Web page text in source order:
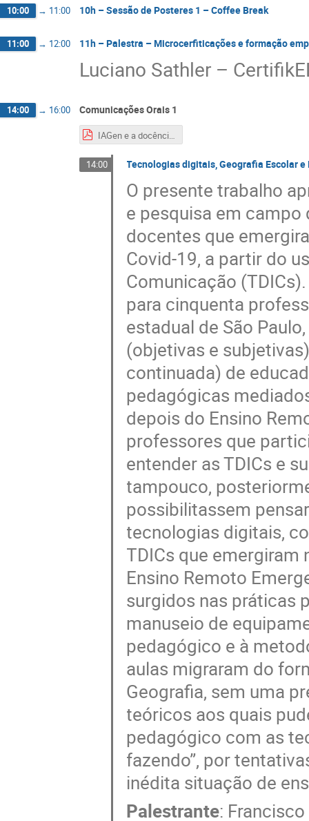
10:00 → 11:00 10h – Sessão de Posteres 1 – Coffee Break
11:00 → 12:00 11h – Palestra – Microcerfiticações e formação
Luciano Sathler –
14:00 → 16:00 Comunicações Orais 1
IAGen e a docência.pdf
14:00 Tecnologias digitais, Geografia Escolar
O presente trabalho
e pesquisa em
docentes que
Covid-19, a partir do
Comunicação
para cinquenta
estadual de São
(objetivas e
continuada) de
pedagógicas
depois do Ensino
professores que
entender as TDICs e
tampouco,
possibilitassem
tecnologias digitais,
TDICs que emergiram
Ensino Remoto
surgidos nas práticas
manuseio de
pedagógico e à
aulas migraram do
Geografia, sem uma
teóricos aos quais
pedagógico com as
fazendo”, por
inédita situação de
Palestrante: